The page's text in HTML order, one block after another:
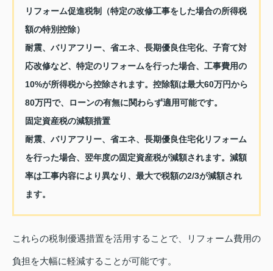
リフォーム促進税制（特定の改修工事をした場合の所得税
額の特別控除）
耐震、バリアフリー、省エネ、長期優良住宅化、子育て対
応改修など、特定のリフォームを行った場合、工事費用の
10%が所得税から控除されます。控除額は最大60万円から
80万円で、ローンの有無に関わらず適用可能です。
固定資産税の減額措置
耐震、バリアフリー、省エネ、長期優良住宅化リフォーム
を行った場合、翌年度の固定資産税が減額されます。減額
率は工事内容により異なり、最大で税額の2/3が減額され
ます。
これらの税制優遇措置を活用することで、リフォーム費用の
負担を大幅に軽減することが可能です。